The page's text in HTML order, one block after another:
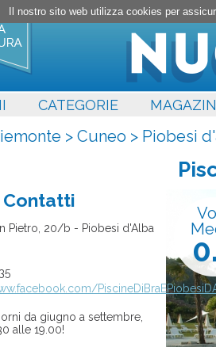
CATEGORIE
> Cuneo > Piobesi
Contatti
Pietro, 20/b - Piobesi d'Alba
da giugno a settembre,
alle 19.00!
Il nostro sito web utilizza cookies per